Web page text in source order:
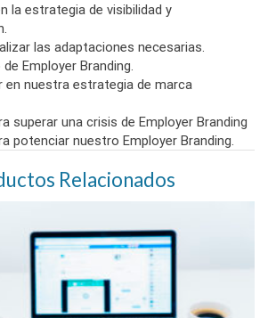
la estrategia de visibilidad y
las adaptaciones necesarias.
Employer Branding.
en nuestra estrategia de marca
superar una crisis de Employer Branding
potenciar nuestro Employer Branding.
Relacionados